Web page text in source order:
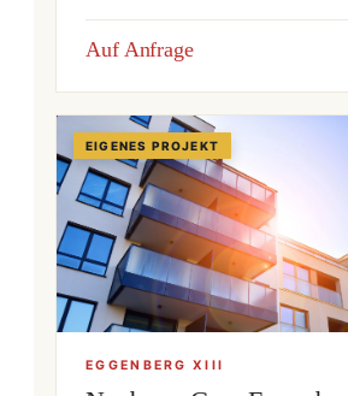
Auf Anfrage
EIGENES PROJEKT
EGGENBERG XIII